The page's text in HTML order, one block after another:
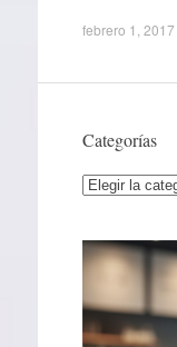
febrero 1, 2017
Categorías
Categorías